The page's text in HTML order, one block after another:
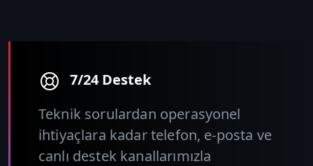
7/24 Destek
Teknik sorulardan operasyonel
ihtiyaçlara kadar telefon, e-posta ve
canlı destek kanallarımızla